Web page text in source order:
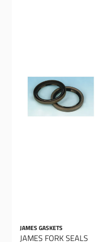
JAMES GASKETS
JAMES FORK SEALS